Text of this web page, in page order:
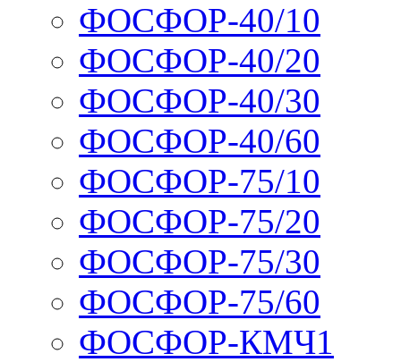
ФОСФОР-40/10
ФОСФОР-40/20
ФОСФОР-40/30
ФОСФОР-40/60
ФОСФОР-75/10
ФОСФОР-75/20
ФОСФОР-75/30
ФОСФОР-75/60
ФОСФОР-КМЧ1